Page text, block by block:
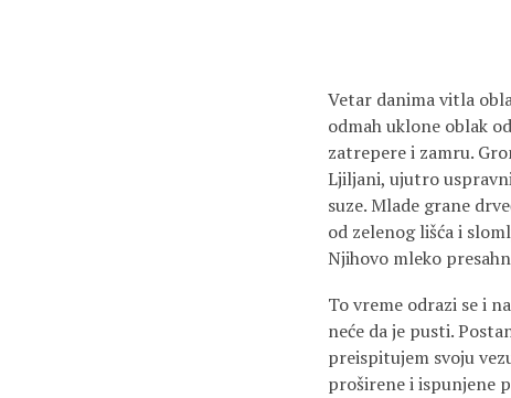
Vetar danima vitla
odmah uklone oblak
zatrepere i zamru.
Ljiljani, ujutro
suze. Mlade grane
od zelenog lišća i
Njihovo mleko
To vreme odrazi se i
neće da je pusti.
preispitujem svoju
proširene i ispunjene